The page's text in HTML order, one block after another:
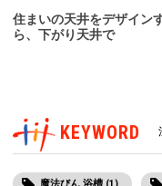
住まいの天井をデザイン
ら、下がり天井で
KEYWORD